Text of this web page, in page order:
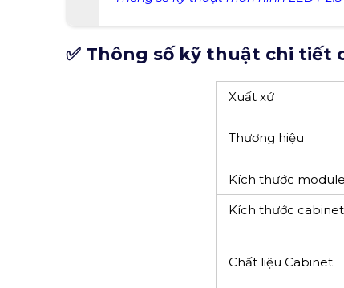
Bảng báo giá màn hình Led tự động
Các mẫu module LED phổ biến nhất
Thông số kỹ thuật màn hình LED
✅ Thông số kỹ thuật chi tiết
Xuất xứ